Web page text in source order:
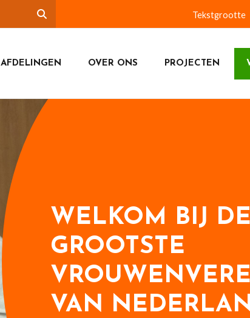
Tekstgrootte
AFDELINGEN OVER ONS PROJECTEN
WELKOM BIJ DE
GROOTSTE
VAN